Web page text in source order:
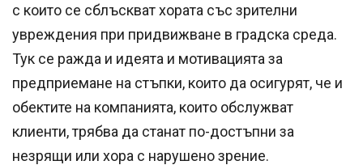
с които се сблъскват хората със зрителни
увреждения при придвижване в градска среда.
Тук се ражда и идеята и мотивацията за
предприемане на стъпки, които да осигурят, че и
обектите на компанията, които обслужват
клиенти, трябва да станат по-достъпни за
незрящи или хора с нарушено зрение.